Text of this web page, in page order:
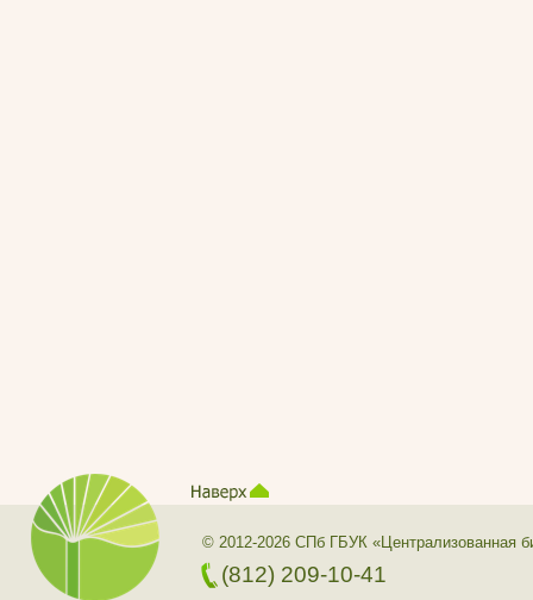
© 2012-2026 СПб ГБУК «Централизованная
(812) 209-10-41